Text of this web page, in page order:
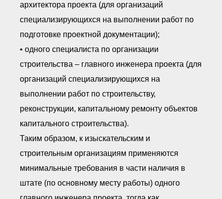
архитектора проекта (для организаций
специализирующихся на выполнении работ по
подготовке проектной документации);
• одного специалиста по организации
строительства – главного инженера проекта (для
организаций специализирующихся на
выполнении работ по строительству,
реконструкции, капитальному ремонту объектов
капитального строительства).
Таким образом, к изыскательским и
строительным организациям применяются
минимальные требования в части наличия в
штате (по основному месту работы) одного